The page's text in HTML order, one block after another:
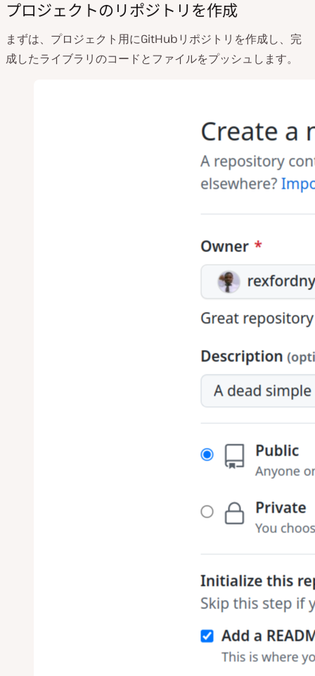
プロジェクトのリポジトリを作成
まずは、プロジェクト用にGitHubリポジトリを作成し、完
成したライブラリのコードとファイルをプッシュします。